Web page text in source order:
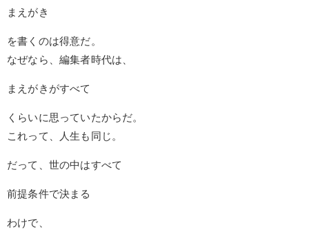
まえがき
を書くのは得意だ。
なぜなら、編集者時代は、
まえがきがすべて
くらいに思っていたからだ。
これって、人生も同じ。
だって、世の中はすべて
前提条件で決まる
わけで、